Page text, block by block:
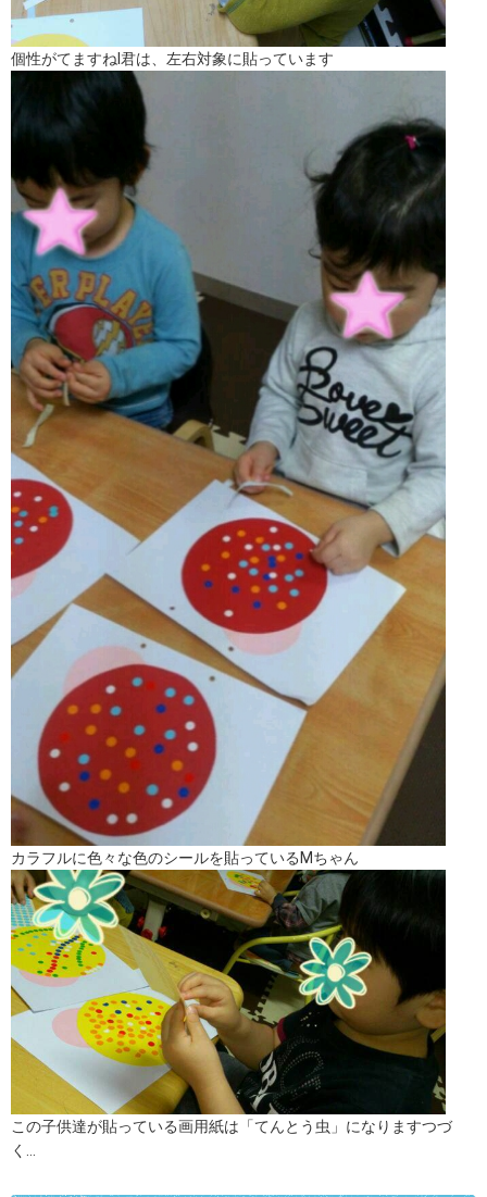
個性がてますねI君は、左右対象に貼っています
カラフルに色々な色のシールを貼っているMちゃん
この子供達が貼っている画用紙は「てんとう虫」になりますつづ
く…